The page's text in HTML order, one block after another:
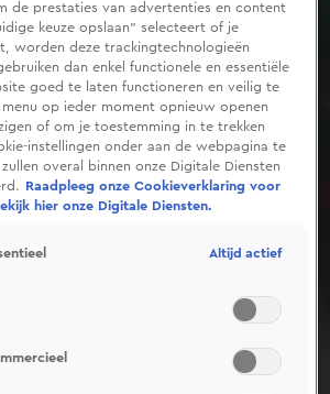
beschikbaar op je huidige locatie
de prestaties van advertenties en content
keuze opslaan” selecteert of je
worden deze trackingtechnologieën
dan enkel functionele en essentiële
goed te laten functioneren en veilig te
op ieder moment opnieuw openen
of om je toestemming in te trekken
instellingen onder aan de webpagina te
zullen overal binnen onze Digitale Diensten
Raadpleeg onze Cookieverklaring voor
hier onze Digitale Diensten.
Altijd actief